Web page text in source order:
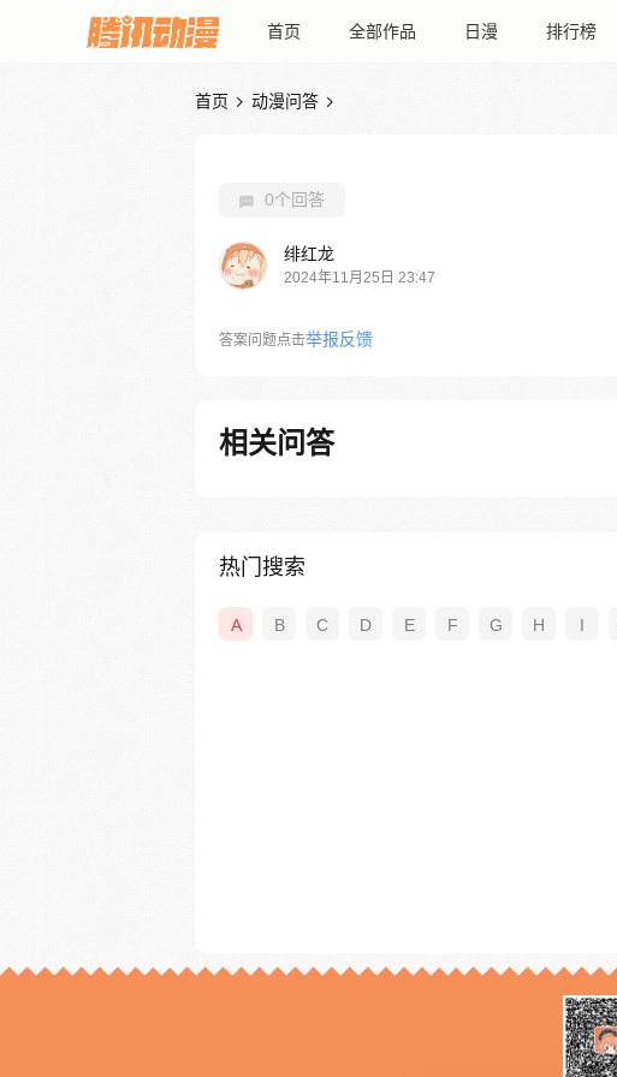
首页 全部作品 日漫 排行榜
首页  动漫问答 
0个回答
绯红龙
2024年11月25日 23:47
答案问题点击举报反馈
相关问答
热门搜索
A B C D E F G H I